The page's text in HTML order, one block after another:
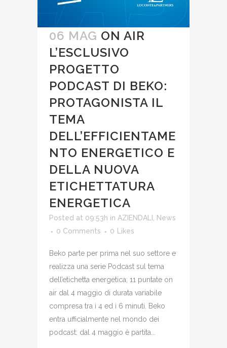
06 MAG ON AIR
L’ESCLUSIVO
PROGETTO
PODCAST DI BEKO:
PROTAGONISTA IL
TEMA
DELL’EFFICIENTAME
NTO ENERGETICO E
DELLA NUOVA
ETICHETTATURA
ENERGETICA
Posted at 09:53h in AZIENDALI
News
0 Comments
0 Likes
Beko parte per prima nel suo settore e
realizza una serie Podcast sul tema
dell’etichetta energetica; 11 puntate on
air dal 4 maggio di durata variabile
compresa tra i 4 ed i 6 minuti. Beko
entra ufficialmente nel mondo dei
podcast: dal 4 maggio è partita...